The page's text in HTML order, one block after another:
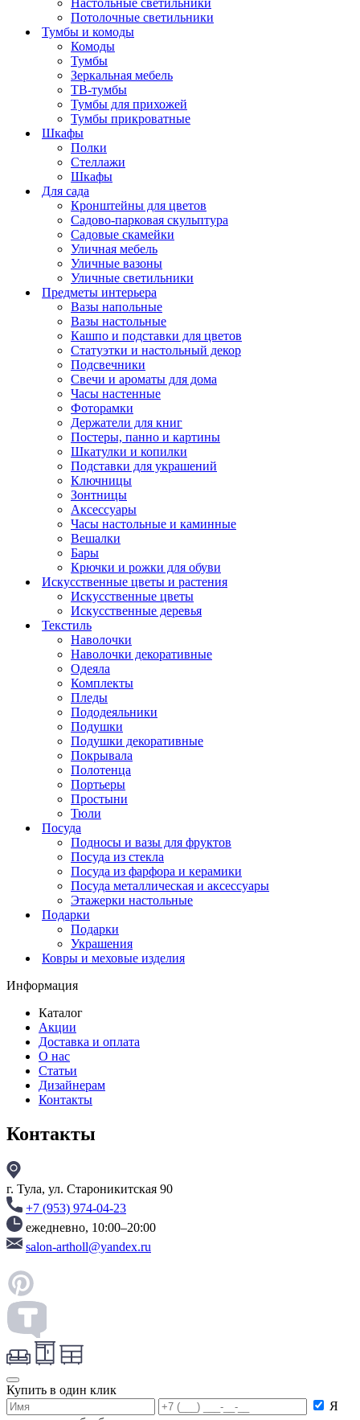
Потолочные светильники
Тумбы и комоды
Комоды
Тумбы
Зеркальная мебель
ТВ-тумбы
Тумбы для прихожей
Тумбы прикроватные
Шкафы
Полки
Стеллажи
Шкафы
Для сада
Кронштейны для цветов
Садово-парковая скульптура
Садовые скамейки
Уличная мебель
Уличные вазоны
Уличные светильники
Предметы интерьера
Вазы напольные
Вазы настольные
Кашпо и подставки для цветов
Статуэтки и настольный декор
Подсвечники
Свечи и ароматы для дома
Часы настенные
Фоторамки
Держатели для книг
Постеры, панно и картины
Шкатулки и копилки
Подставки для украшений
Ключницы
Зонтницы
Аксессуары
Часы настольные и каминные
Вешалки
Бары
Крючки и рожки для обуви
Искусственные цветы и растения
Искусственные цветы
Искусcтвенные деревья
Текстиль
Наволочки
Наволочки декоративные
Одеяла
Комплекты
Пледы
Пододеяльники
Подушки
Подушки декоративные
Покрывала
Полотенца
Портьеры
Простыни
Тюли
Посуда
Подносы и вазы для фруктов
Посуда из стекла
Посуда из фарфора и керамики
Посуда металлическая и аксессуары
Этажерки настольные
Подарки
Подарки
Украшения
Ковры и меховые изделия
Информация
Каталог
Акции
Доставка и оплата
О нас
Статьи
Дизайнерам
Контакты
Контакты
г. Тула, ул. Староникитская 90
+7 (953) 974-04-23
ежедневно, 10:00–20:00
salon-artholl@yandex.ru
Купить в один клик
Я